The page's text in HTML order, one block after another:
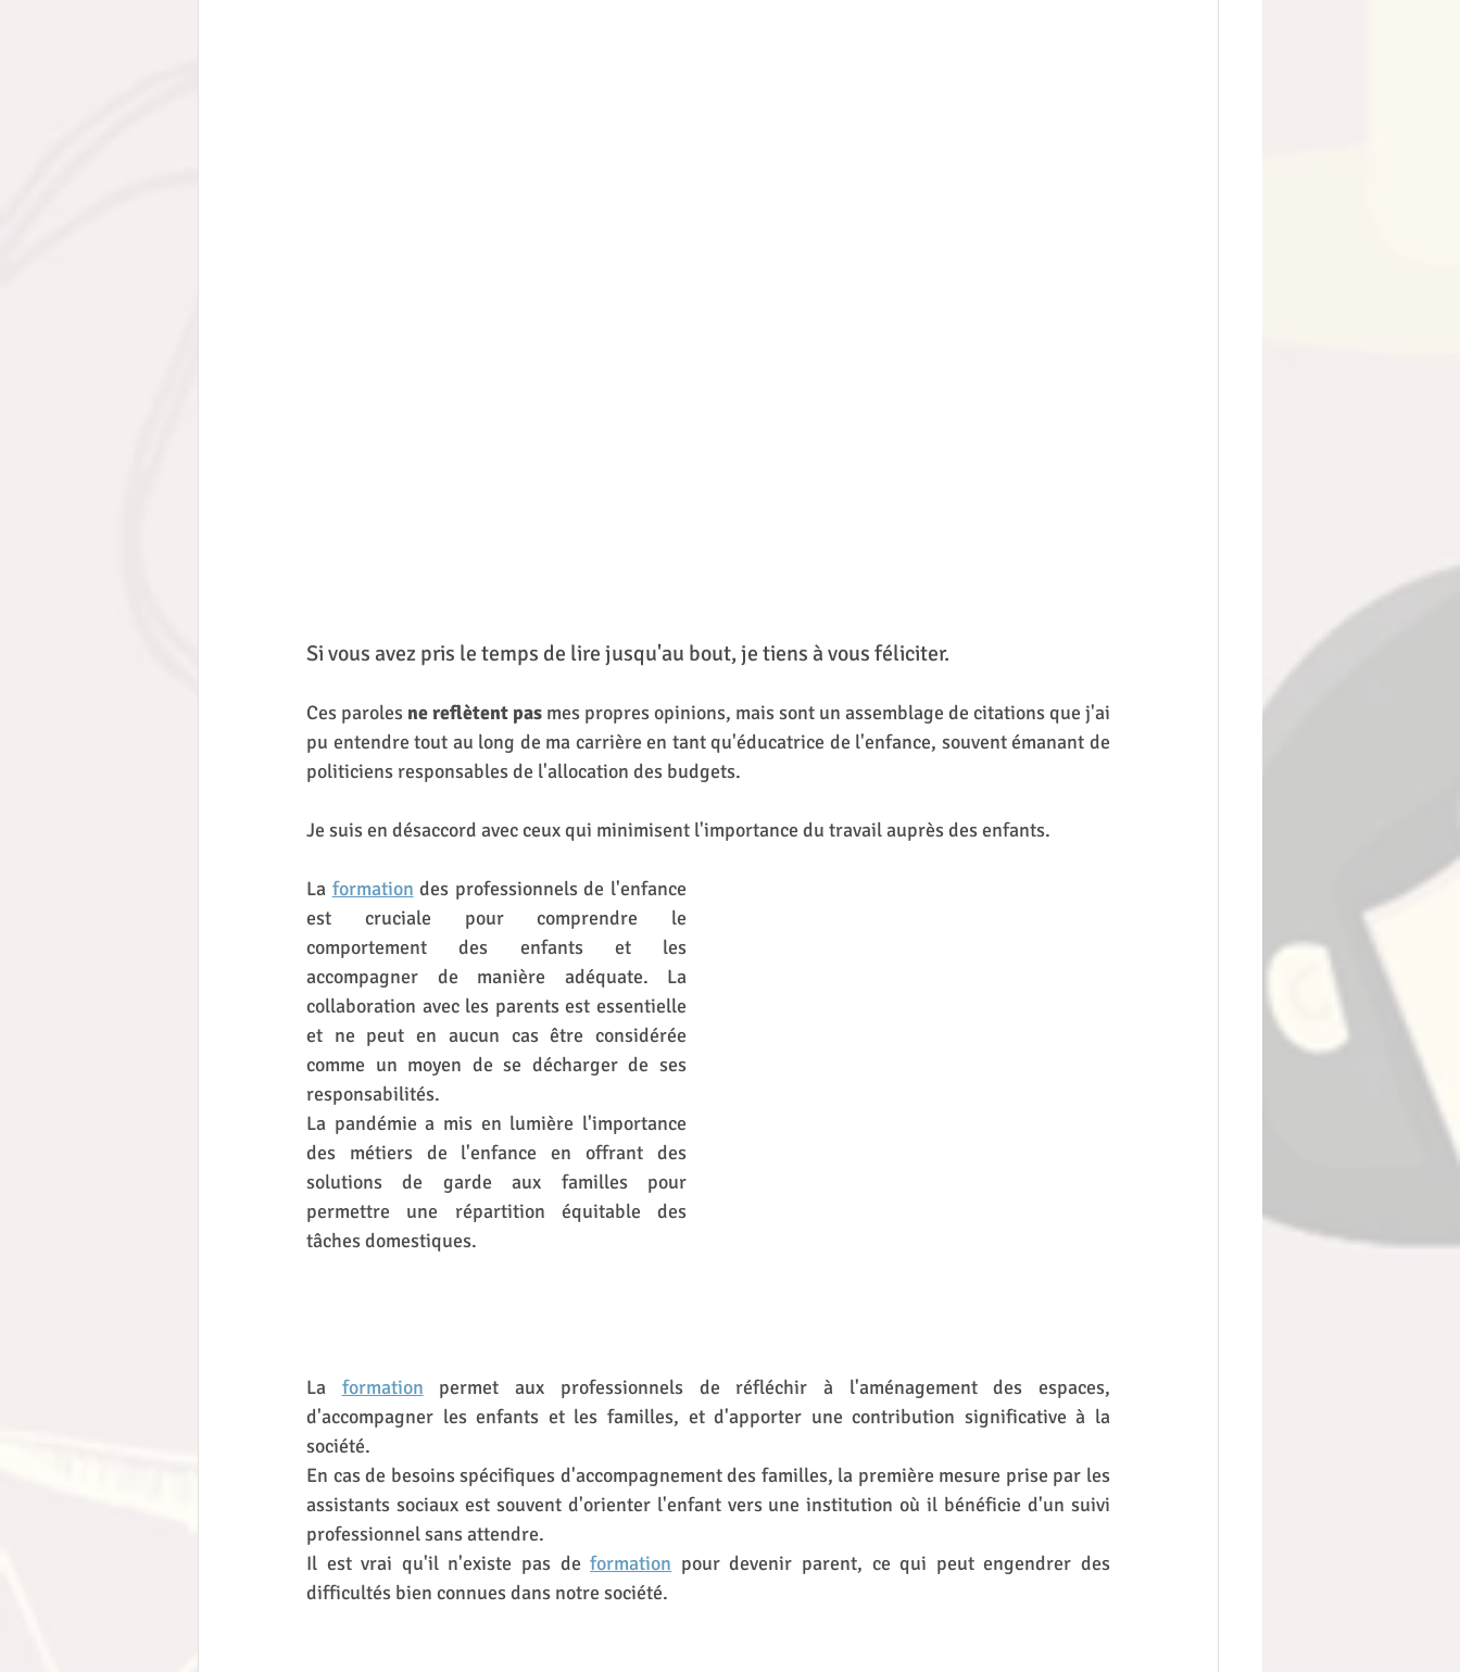
Si vous avez pris le temps de lire jusqu'au bout, je tiens à vous féliciter.
Ces paroles ne reflètent pas mes propres opinions, mais sont un assemblage de citations que j'ai
pu entendre tout au long de ma carrière en tant qu'éducatrice de l'enfance, souvent émanant de
politiciens responsables de l'allocation des budgets.
Je suis en désaccord avec ceux qui minimisent l'importance du travail auprès des enfants.
La formation des professionnels de l'enfance
est cruciale pour comprendre le
comportement des enfants et les
accompagner de manière adéquate. La
collaboration avec les parents est essentielle
et ne peut en aucun cas être considérée
comme un moyen de se décharger de ses
responsabilités.
La pandémie a mis en lumière l'importance
des métiers de l'enfance en offrant des
solutions de garde aux familles pour
permettre une répartition équitable des
tâches domestiques.
La formation permet aux professionnels de réfléchir à l'aménagement des espaces,
d'accompagner les enfants et les familles, et d'apporter une contribution significative à la
société.
En cas de besoins spécifiques d'accompagnement des familles, la première mesure prise par les
assistants sociaux est souvent d'orienter l'enfant vers une institution où il bénéficie d'un suivi
professionnel sans attendre.
Il est vrai qu'il n'existe pas de formation pour devenir parent, ce qui peut engendrer des
difficultés bien connues dans notre société.